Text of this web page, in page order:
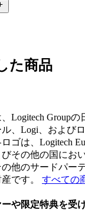
た商品
Logitech Groupの
、Logi、および
ゴは、Logitech
その他の国にお
他のサードパー
です。 すべての
や限定特典を受